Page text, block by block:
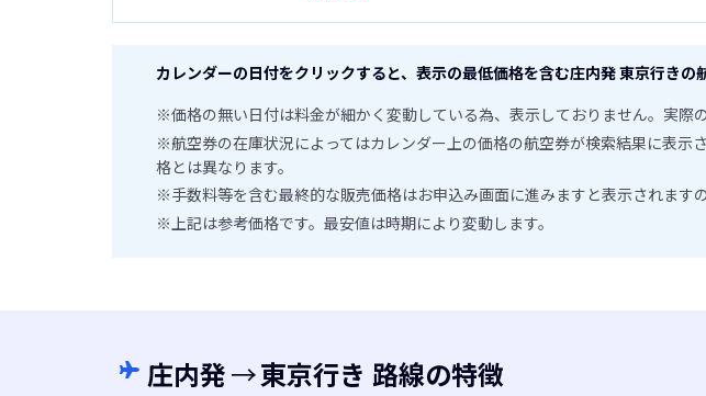
カレンダーの日付をクリックすると、表示の最低価格を含む庄内発 東京行きの
※価格の無い日付は料金が細かく変動している為、表示しておりません。実際
※航空券の在庫状況によってはカレンダー上の価格の航空券が検索結果に表示
格とは異なります。
※手数料等を含む最終的な販売価格はお申込み画面に進みますと表示されます
※上記は参考価格です。最安値は時期により変動します。
庄内発 →東京行き 路線の特徴